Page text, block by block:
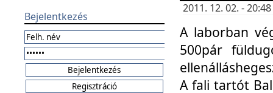
Bejelentkezés
2011. 12. 02. -
A laborban
500pár
A fali tartót